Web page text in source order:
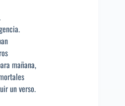
mañana,
un verso.